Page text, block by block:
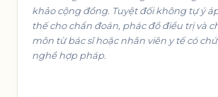
khảo cộng đồng. Tuyệt đối không tự ý
thế cho chẩn đoán, phác đồ điều trị và
môn từ bác sĩ hoặc nhân viên y tế có
nghề hợp pháp.